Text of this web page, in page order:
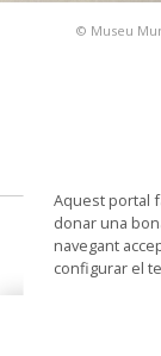
© Museu
Carta de
Aquest portal
donar una
navegant
configurar el